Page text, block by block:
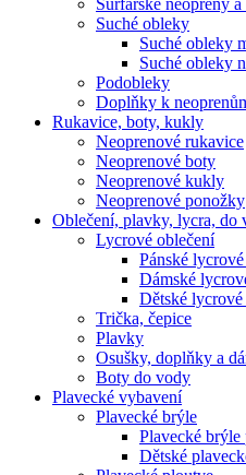
Suché obleky
Suché obleky
Suché obleky
Podobleky
Doplňky k
Rukavice, boty, kukly
Neoprenové rukavice
Neoprenové boty
Neoprenové kukly
Neoprenové ponožky
Oblečení, plavky, lycra, do
Lycrové oblečení
Pánské
Dámské
Dětské
Trička, čepice
Plavky
Osušky, doplňky a
Boty do vody
Plavecké vybavení
Plavecké brýle
Plavecké brýle
Dětské